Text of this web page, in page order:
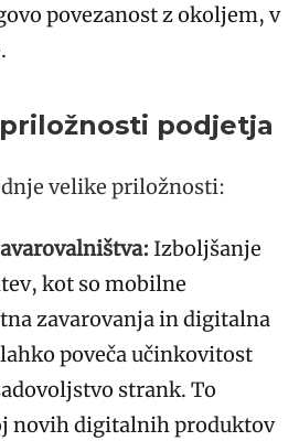
povezanost z okoljem, v
podjetja
velike priložnosti:
Izboljšanje
kot so mobilne
zavarovanja in digitalna
poveča učinkovitost
strank. To
novih digitalnih produktov